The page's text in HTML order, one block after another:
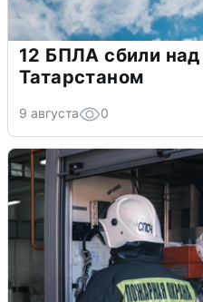
12 БПЛА сбили
Татарстаном
9 августа 0